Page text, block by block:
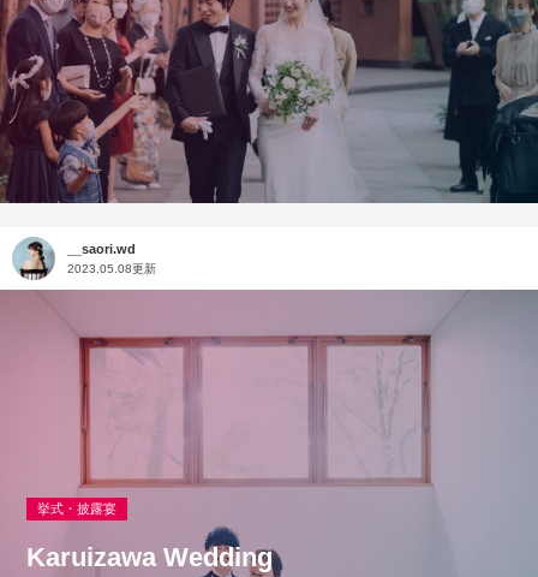
__saori.wd
2023.05.08更新
挙式・披露宴
Karuizawa Wedding